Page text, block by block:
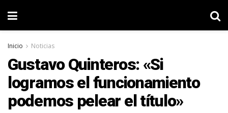
Inicio Noticias
Gustavo Quinteros: «Si
logramos el funcionamiento
podemos pelear el título»